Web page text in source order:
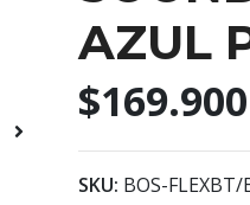
AZUL
$169.900
SKU: BOS-FLEXBT/